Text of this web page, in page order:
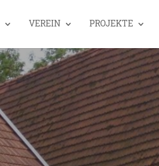
VEREIN PROJEKTE